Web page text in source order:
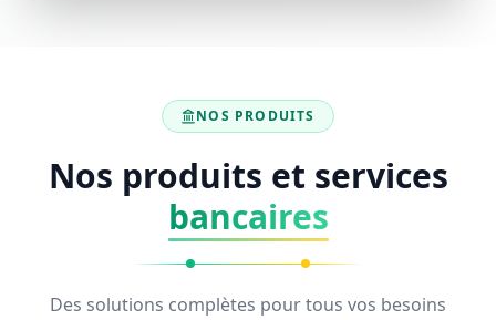
NOS PRODUITS
Nos produits et services
bancaires
Des solutions complètes pour tous vos besoins